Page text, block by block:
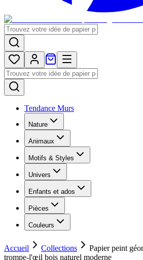
Tendance Murs
Nature
Animaux
Motifs & Styles
Univers
Enfants et ados
Pièces
Couleurs
Accueil Collections
Papier peint
trompe-l'œil bois naturel moderne